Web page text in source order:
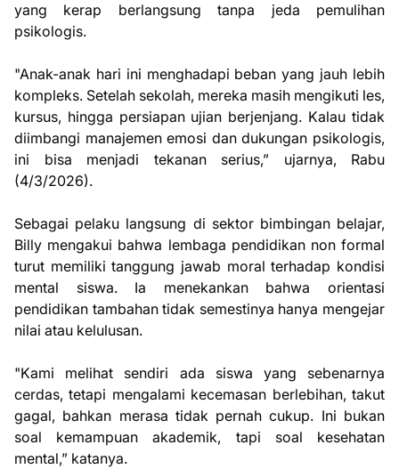
yang kerap berlangsung tanpa jeda pemulihan
psikologis.
"Anak-anak hari ini menghadapi beban yang jauh lebih
kompleks. Setelah sekolah, mereka masih mengikuti les,
kursus, hingga persiapan ujian berjenjang. Kalau tidak
diimbangi manajemen emosi dan dukungan psikologis,
ini bisa menjadi tekanan serius,” ujarnya, Rabu
(4/3/2026).
Sebagai pelaku langsung di sektor bimbingan belajar,
Billy mengakui bahwa lembaga pendidikan non formal
turut memiliki tanggung jawab moral terhadap kondisi
mental siswa. Ia menekankan bahwa orientasi
pendidikan tambahan tidak semestinya hanya mengejar
nilai atau kelulusan.
"Kami melihat sendiri ada siswa yang sebenarnya
cerdas, tetapi mengalami kecemasan berlebihan, takut
gagal, bahkan merasa tidak pernah cukup. Ini bukan
soal kemampuan akademik, tapi soal kesehatan
mental,” katanya.